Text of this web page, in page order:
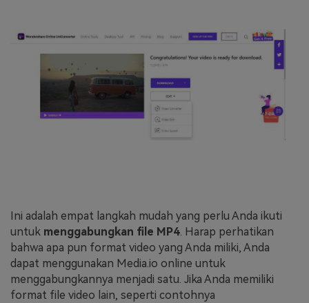
Ini adalah empat langkah mudah yang perlu Anda ikuti
untuk menggabungkan file MP4. Harap perhatikan
bahwa apa pun format video yang Anda miliki, Anda
dapat menggunakan Media.io online untuk
menggabungkannya menjadi satu. Jika Anda memiliki
format file video lain, seperti contohnya